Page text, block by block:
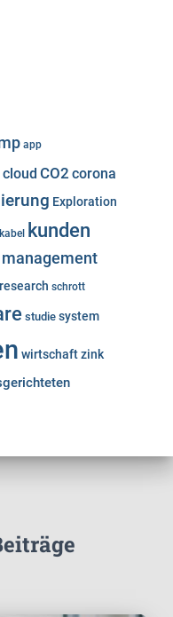
app
cloud CO2 corona
Exploration
kabel kunden
management
research schrott
studie system
wirtschaftzink